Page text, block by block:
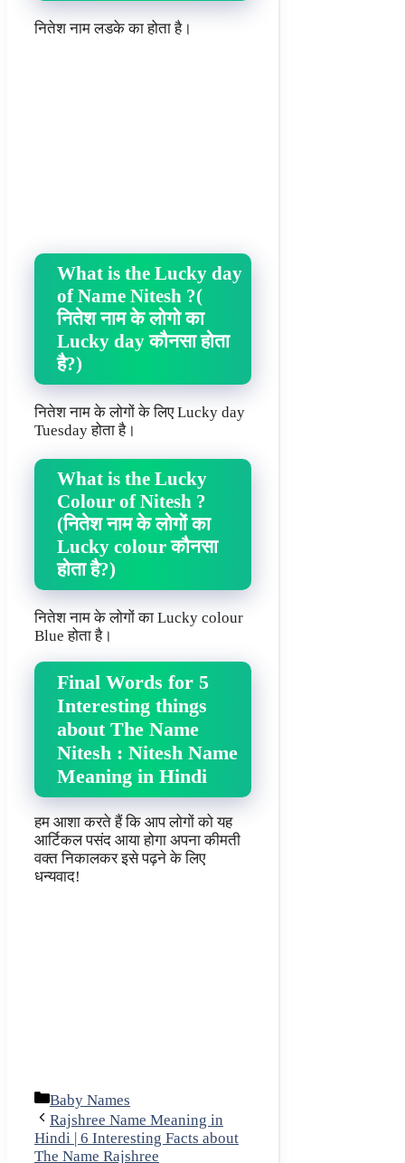
नितेश नाम लडके का होता है।
What is the Lucky day
of Name Nitesh ?(
नितेश नाम के लोगो का
Lucky day कौनसा होता
है?)
नितेश नाम के लोगों के लिए Lucky day
Tuesday होता है।
What is the Lucky
Colour of Nitesh ?
(नितेश नाम के लोगों का
Lucky colour कौनसा
होता है?)
नितेश नाम के लोगों का Lucky colour
Blue होता है।
Final Words for 5
Interesting things
about The Name
Nitesh : Nitesh Name
Meaning in Hindi
हम आशा करते हैं कि आप लोगों को यह
आर्टिकल पसंद आया होगा अपना कीमती
वक्त निकालकर इसे पढ़ने के लिए
धन्यवाद!
Categories
Baby Names
Rajshree Name Meaning in
Hindi | 6 Interesting Facts about
The Name Rajshree